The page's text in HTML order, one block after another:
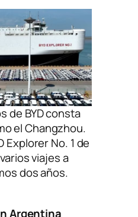
de BYD consta
el Changzhou.
Explorer No. 1 de
viajes a
dos años.
Argentina